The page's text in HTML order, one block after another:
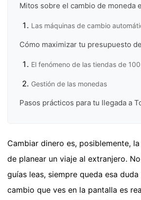
Mitos sobre el cambio de moneda
Las máquinas de cambio
Cómo maximizar tu presupuesto
El fenómeno de las tiendas de
Gestión de las monedas
Pasos prácticos para tu llegada a
Cambiar dinero es, posiblemente,
de planear un viaje al extranjero.
guías leas, siempre queda esa
cambio que ves en la pantalla es